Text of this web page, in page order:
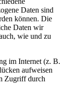
Daten sind
können. Die
Daten wir
wie und zu
im Internet (z. B.
aufweisen
Zugriff durch